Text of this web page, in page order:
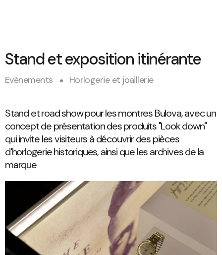
Stand et exposition itinérante
Evénements Horlogerie et joaillerie
Stand et road show pour les montres Bulova, avec un
concept de présentation des produits "Look down"
qui invite les visiteurs à découvrir des pièces
d'horlogerie historiques, ainsi que les archives de la
marque